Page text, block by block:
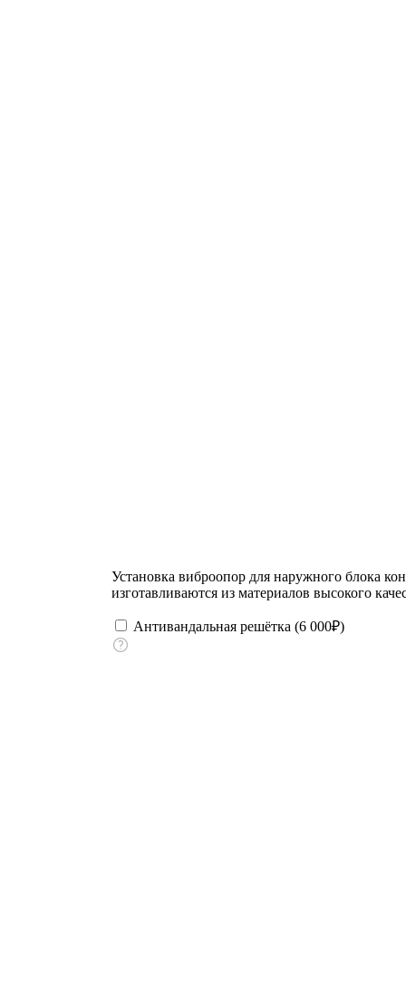
Установка виброопор для наружного блока
изготавливаются из материалов высокого
Антивандальная решётка (6 000₽)